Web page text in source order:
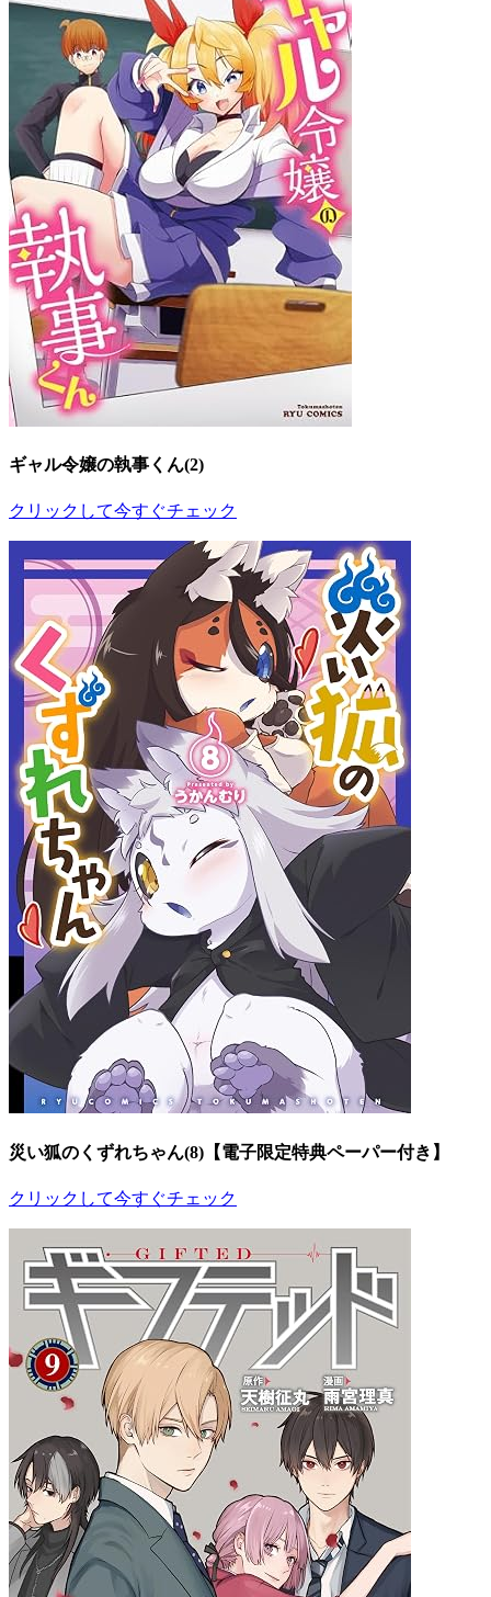
ギャル令嬢の執事くん(2)
クリックして今すぐチェック
災い狐のくずれちゃん(8)【電子限定特典ペーパー付き】
クリックして今すぐチェック